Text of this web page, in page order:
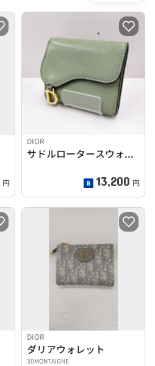
円
DIOR
サドルロータースウォレット
13,200 円
DIOR
ダリアウォレット
30MONTAIGNE